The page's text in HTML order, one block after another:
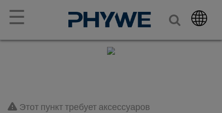
☰
Этот пункт требует аксессуаров